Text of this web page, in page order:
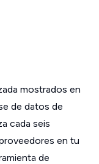
mostrados en
de datos de
cada seis
en tu
de